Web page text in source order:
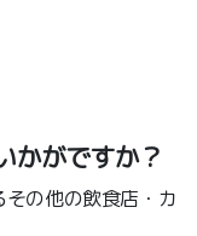
かがですか？
の他の飲食店・カ